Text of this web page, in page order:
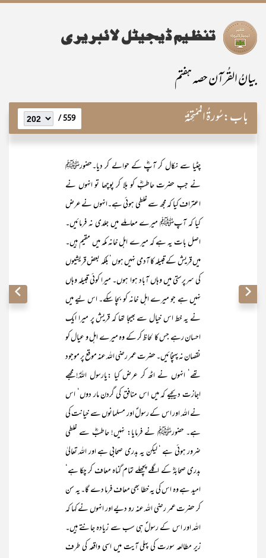
بیانُ القُرآن حصہ ہفتم
باب:سُورۃُ المُمْتحِنَۃ 559 /
چٹیا سے نکال کر آپؓ کے حوالے کر دیا۔حضورﷺ
نے جب حضرت حاطبؓ کو بلا کر پوچھا تو انہوں نے
اعتراف کیا کہ مجھ سے غلطی ہوئی ہے۔انہوں نے عرض
کیا کہ آپﷺ میرے معاملے میں جلدی نہ فرمائیں۔
اصل بات یہ ہے کہ میرے اہل خانہ مکہ میں مقیم ہیں۔
میں قریش کے قبیلہ کا آدمی نہیں ہوں‘ بلکہ بعض قریشیوں
کی سرپرستی میں وہاں آباد ہوا ہوں۔ میرا کوئی قبیلہ وہاں
نہیں ہے جو میرے اہل خانہ کو بچا سکے۔ اس لیے میں
نے یہ خط اس خیال سے بھیجا تھا کہ قریش پر میرا ایک
احسان رہے جس کا لحاظ کر کے وہ میرے اہل و عیال کو
نقصان نہ پہنچائیں۔ حضرت عمر رضی اللہ عنہ موقع پر موجود
تھے‘ انہوں نے اٹھ کر عرض کیا :یارسول اللہؐ! مجھے
اجازت دیجیے کہ میں اس منافق کی گردن مار دوں‘ اس
نے اللہ اور اس کے رسولؐ اور مسلمانوں سے خیانت کی
ہے۔ حضورﷺ نے فرمایا: نہیں! حاطبؓ سے غلطی
ضرور ہوئی ہے ‘ لیکن یہ بدری صحابی ہے اور اللہ تعالیٰ
بدری صحابہؓ کے اگلے پچھلے تمام گناہ معاف کر چکا ہے‘
امید ہے وہ اس کی یہ خطا بھی معاف فرما دے گا۔ یہ سن
کر حضرت عمر رضی اللہ عنہ رو دیے اور انہوں نے کہا کہ
اللہ اور اس کے رسولؐ ہی سب سے زیادہ جانتے ہیں۔
زیر مطالعہ سورت کی پہلی آیت میں اسی واقعہ کی طرف